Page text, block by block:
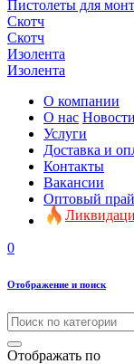
Пистолеты для
Скотч
Скотч
Изолента
Изолента
О компании
О нас Новости
Услуги
Доставка и
Контакты
Вакансии
Оптовый
0
Отображение и поиск
Отображать по